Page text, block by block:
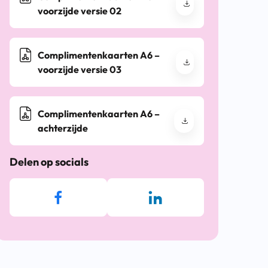
voorzijde versie 02
Complimentenkaarten A6 –
voorzijde versie 03
Complimentenkaarten A6 –
achterzijde
Delen op socials